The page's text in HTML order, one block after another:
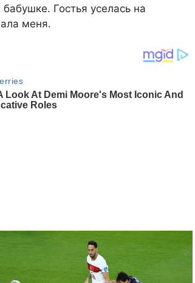
Гостья уселась на
меня.